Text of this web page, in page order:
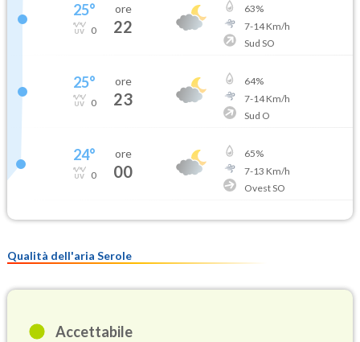
25°
0
ore
22
63%
7-14Km/h
Sud SO
25°
0
ore
23
64%
7-14Km/h
Sud O
24°
0
ore
00
65%
7-13 Km/h
Ovest SO
Qualità dell'aria Serole
Accettabile